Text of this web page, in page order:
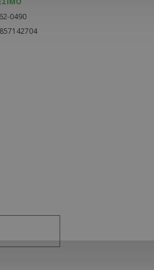
0490